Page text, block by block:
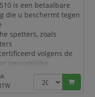
met stormflap
aan/uit te trekken
is een betaalbare
die u beschermt tegen
spetters, zoals
volgens de
persoonlijke
(PPE)
III, type 5/6
barrière tegen droge